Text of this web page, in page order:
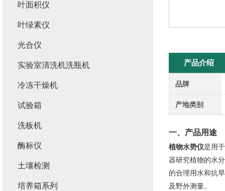
产品介绍
品牌
产地类别
一、 产品用途
植物水势仪是用
器研究植物的水
的合理用水和抗
及野外测量。
叶面积仪
叶绿素仪
光合仪
实验室清洗机洗瓶机
冷冻干燥机
试验箱
洗板机
酶标仪
土壤检测
培养箱系列